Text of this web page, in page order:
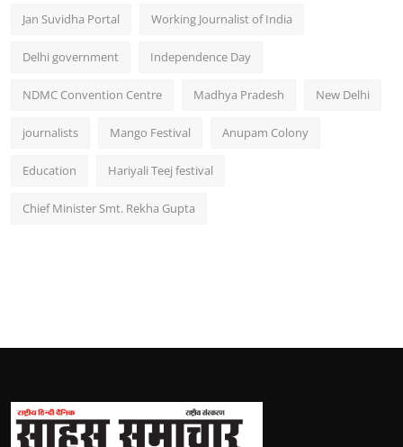
Jan Suvidha Portal Working Journalist of India
Delhi government Independence Day
NDMC Convention Centre Madhya Pradesh New Delhi
journalists Mango Festival Anupam Colony
Education Hariyali Teej festival
Chief Minister Smt. Rekha Gupta